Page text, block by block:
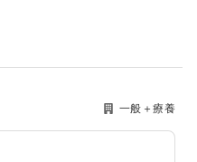
一般＋療養